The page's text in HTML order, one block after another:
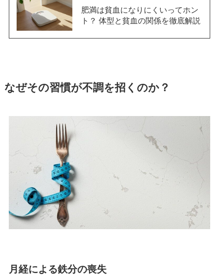
肥満は貧血になりにくいってホン
ト？ 体型と貧血の関係を徹底解説
なぜその習慣が不調を招くのか？
月経による鉄分の喪失